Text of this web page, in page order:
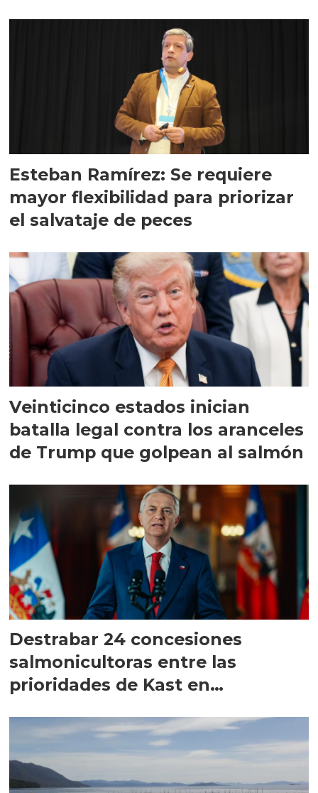
Esteban Ramírez: Se requiere
mayor flexibilidad para priorizar
el salvataje de peces
Veinticinco estados inician
batalla legal contra los aranceles
de Trump que golpean al salmón
Destrabar 24 concesiones
salmonicultoras entre las
prioridades de Kast en